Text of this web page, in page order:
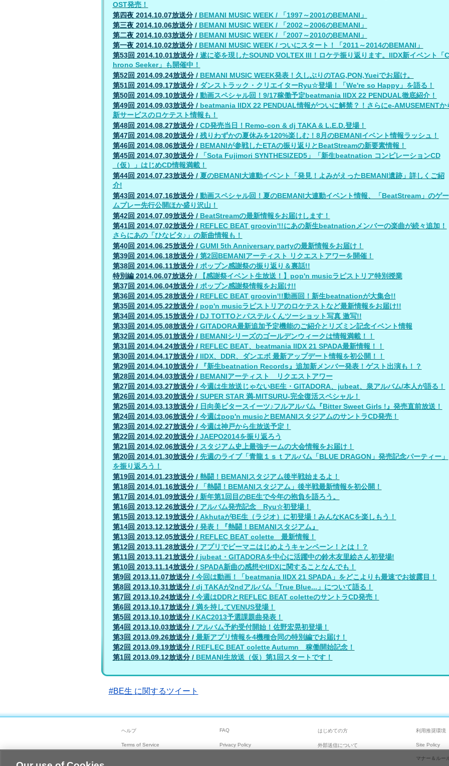
OST発売！
第四夜 2014.10.07放送分/ BEMANI MUSIC WEEK / 「1997～2001のBEMANI」
第三夜 2014.10.06放送分/ BEMANI MUSIC WEEK / 「2002～2006のBEMANI」
第二夜 2014.10.03放送分/ BEMANI MUSIC WEEK / 「2007～2010のBEMANI」
第一夜 2014.10.02放送分/ BEMANI MUSIC WEEK / ついにスタート！「2011～2014のBEMANI」
第53回 2014.10.01放送分/ 遂に姿を現したSOUND VOLTEX III！ロケテ振り返ります。IIDX新イベント「C
hrono Seeker」も開催中！
第52回 2014.09.24放送分/ BEMANI MUSIC WEEK発表！久しぶりのTAG,PON,Yueiでお届け。
第51回 2014.09.17放送分/ ダンストラック・クリエイターRyu☆登場！「We're so Happy」を語る！
第50回 2014.09.10放送分/ 動画スペシャル回！9/17稼働予定beatmania IIDX 22 PENDUAL徹底紹介！
第49回 2014.09.03放送分/ beatmania IIDX 22 PENDUAL情報がついに解禁？！さらにe-AMUSEMENTか
新サービスのロケテスト情報も！
第48回 2014.08.27放送分/ CD発売当日！Remo-con & dj TAKA & L.E.D.登場！
第47回 2014.08.20放送分/ 残りわずかの夏休みを120%楽しむ！8月のBEMANIイベント情報ラッシュ！
第46回 2014.08.06放送分/ BEMANIが参戦したETAの振り返りとBeatStreamの新要素情報！
第45回 2014.07.30放送分/ 「Sota Fujimori SYNTHESIZED5」「新生beatnation コンピレーションCD
（仮）」はじめCD情報満載！
第44回 2014.07.23放送分/ 夏のBEMANI大連動イベント「発見！よみがえったBEMANI遺跡」詳しくご紹
介!
第43回 2014.07.16放送分/ 動画スペシャル回！夏のBEMANI大連動イベント情報、「BeatStream」のゲー
ムプレー先行公開ほか盛り沢山！
第42回 2014.07.09放送分/ BeatStreamの最新情報をお届けします！
第41回 2014.07.02放送分/ REFLEC BEAT groovin'!!にあの新生beatnationメンバーの楽曲が続々追加！
さらにあの「ひなビタ♪」の新曲情報も！
第40回 2014.06.25放送分/ GUMI 5th Anniversary partyの最新情報をお届け！
第39回 2014.06.18放送分/ 第2回BEMANIアーティスト リクエストアワーを開催！
第38回 2014.06.11放送分/ ポップン感謝祭の振り返り＆裏話!!
特別編 2014.06.07放送分/
【感謝祭イベント生放送！】pop'n musicラピストリア特別授業
第37回 2014.06.04放送分/ ポップン感謝祭情報をお届け!!
第36回 2014.05.28放送分/ REFLEC BEAT groovin'!!動画回！新生beatnationが大集合!!
第35回 2014.05.22放送分/ pop'n musicラピストリアのロケテストなど最新情報をお届け!!
第34回 2014.05.15放送分/ DJ TOTTOとパステルくんツーショット写真 激写!!
第33回 2014.05.08放送分/ GITADORA最新追加予定機能のご紹介とリズミン記念イベント情報
第32回 2014.05.01放送分/ BEMANIシリーズのゴールデンウィークは情報満載！！
第31回 2014.04.24放送分/ REFLEC BEAT、beatmania IIDX 21 SPADA最新情報！！
第30回 2014.04.17放送分/ IIDX、DDR、ダンエボ 最新アップデート情報を初公開！！
第29回 2014.04.10放送分/
『新生beatnation Records』追加新メンバー発表！ゲスト出演も！？
第28回 2014.04.03放送分/ BEMANIアーティスト リクエストアワー
第27回 2014.03.27放送分/ 今週は生放送じゃないBE生・GITADORA、jubeat、泉アルバム/本人が語る！
第26回 2014.03.20放送分/ SUPER STAR 満-MITSURU-完全復活スペシャル！
第25回 2014.03.13放送分/ 日向美ビタースイーツ♪フルアルバム『Bitter Sweet Girls !』発売直前放送！
第24回 2014.03.06放送分/ 今週はpop'n musicとBEMANIスタジアムのサントラCD発売！
第23回 2014.02.27放送分/ 今週は神戸から生放送予定！
第22回 2014.02.20放送分/ JAEPO2014を振り返ろう
第21回 2014.02.06放送分/ スタジアム史上最強チームの大会情報をお届け！
第20回 2014.01.30放送分/ 先週のライブ「青龍１ｓｔアルバム「BLUE DRAGON」発売記念パーティー」
を振り返ろう！
第19回 2014.01.23放送分/ 熱闘！BEMANIスタジアム後半戦始まるよ！
第18回 2014.01.16放送分/
「熱闘！BEMANIスタジアム」後半戦最新情報を初公開！
第17回 2014.01.09放送分/ 新年第1回目のBE生で今年の抱負を語ろう。
第16回 2013.12.26放送分/ アルバム発売記念 Ryu☆初登場！
第15回 2013.12.19放送分/ AkhutaがBE生（ラジオ）に初登場！みんなKACを楽しもう！
第14回 2013.12.12放送分/ 発表！『熱闘！BEMANIスタジアム』
第13回 2013.12.05放送分/ REFLEC BEAT colette 最新情報！
第12回 2013.11.28放送分/ アプリでビーマニはじめようキャンペーン！とは！？
第11回 2013.11.21放送分/ jubeat・GITADORAを中心に活躍中の鈴木友里絵さん初登場!
第10回 2013.11.14放送分/ SPADA新曲の感想やIIDXに関することなんでも！
第9回 2013.11.07放送分/ 今回は動画！「beatmania IIDX 21 SPADA」をどこよりも最速でお披露目！
第8回 2013.10.31放送分/ dj TAKAが2ndアルバム「True Blue...」について語る！
第7回 2013.10.24放送分/ 今週はDDRとREFLEC BEAT coletteのサントラCD発売！
第6回 2013.10.17放送分/ 満を持してVENUS登場！
第5回 2013.10.10放送分/ KAC2013予選課題曲発表！
第4回 2013.10.03放送分/ アルバム予約受付開始！佐野宏晃初登場！
第3回 2013.09.26放送分/ 最新アプリ情報を4機種合同の特別編でお届け！
第2回 2013.09.19放送分/ REFLEC BEAT colette Autumn 稼働開始記念！
第1回 2013.09.12放送分/ BEMANI生放送（仮）第1回スタートです！
#BE生 に関するツイート
ヘルプ FAQ はじめての方 利用推奨環境
Terms of Service Privacy Policy 外部送信について Site Policy
マナー＆ルー